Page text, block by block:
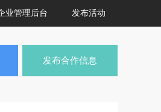
业管理后台 发布活动
发布合作信息